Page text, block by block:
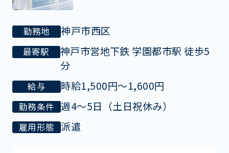
勤務地 神戸市西区
最寄駅
神戸市営地下鉄 学園都市駅 徒歩5
分
給与 時給1,500円～1,600円
勤務条件 週4～5日（土日祝休み）
雇用形態 派遣